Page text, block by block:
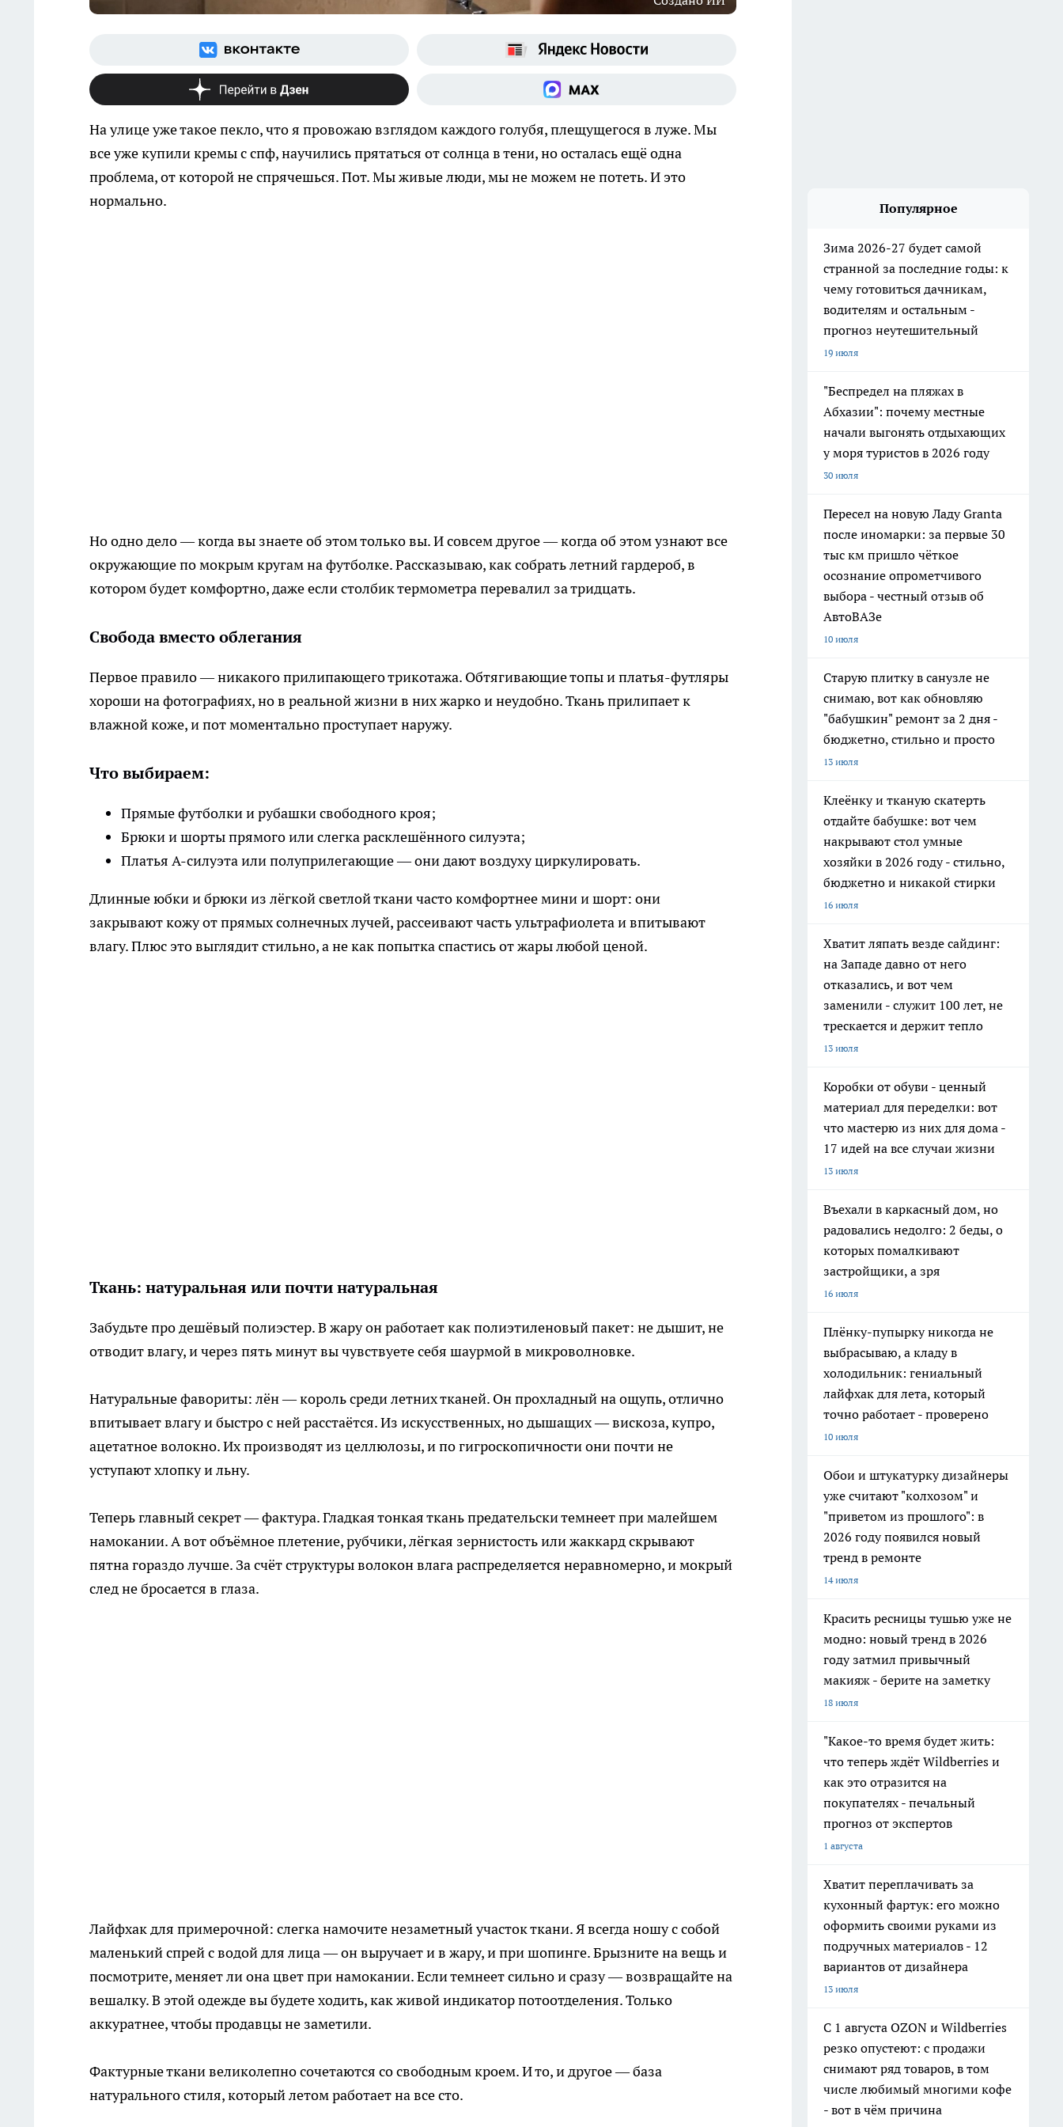
На улице уже такое пекло, что я провожаю взглядом каждого голубя, плещущегося в луже. Мы
все уже купили кремы с спф, научились прятаться от солнца в тени, но осталась ещё одна
проблема, от которой не спрячешься. Пот. Мы живые люди, мы не можем не потеть. И это
нормально.
Но одно дело — когда вы знаете об этом только вы. И совсем другое — когда об этом узнают все
окружающие по мокрым кругам на футболке. Рассказываю, как собрать летний гардероб, в
котором будет комфортно, даже если столбик термометра перевалил за тридцать.
Свобода вместо облегания
Первое правило — никакого прилипающего трикотажа. Обтягивающие топы и платья-футляры
хороши на фотографиях, но в реальной жизни в них жарко и неудобно. Ткань прилипает к
влажной коже, и пот моментально проступает наружу.
Что выбираем:
Прямые футболки и рубашки свободного кроя;
Брюки и шорты прямого или слегка расклешённого силуэта;
Платья А-силуэта или полуприлегающие — они дают воздуху циркулировать.
Длинные юбки и брюки из лёгкой светлой ткани часто комфортнее мини и шорт: они
закрывают кожу от прямых солнечных лучей, рассеивают часть ультрафиолета и впитывают
влагу. Плюс это выглядит стильно, а не как попытка спастись от жары любой ценой.
Ткань: натуральная или почти натуральная
Забудьте про дешёвый полиэстер. В жару он работает как полиэтиленовый пакет: не дышит, не
отводит влагу, и через пять минут вы чувствуете себя шаурмой в микроволновке.
Натуральные фавориты: лён — король среди летних тканей. Он прохладный на ощупь, отлично
впитывает влагу и быстро с ней расстаётся. Из искусственных, но дышащих — вискоза, купро,
ацетатное волокно. Их производят из целлюлозы, и по гигроскопичности они почти не
уступают хлопку и льну.
Теперь главный секрет — фактура. Гладкая тонкая ткань предательски темнеет при малейшем
намокании. А вот объёмное плетение, рубчики, лёгкая зернистость или жаккард скрывают
пятна гораздо лучше. За счёт структуры волокон влага распределяется неравномерно, и мокрый
след не бросается в глаза.
Лайфхак для примерочной: слегка намочите незаметный участок ткани. Я всегда ношу с собой
маленький спрей с водой для лица — он выручает и в жару, и при шопинге. Брызните на вещь и
посмотрите, меняет ли она цвет при намокании. Если темнеет сильно и сразу — возвращайте на
вешалку. В этой одежде вы будете ходить, как живой индикатор потоотделения. Только
аккуратнее, чтобы продавцы не заметили.
Фактурные ткани великолепно сочетаются со свободным кроем. И то, и другое — база
натурального стиля, который летом работает на все сто.
Популярное
Зима 2026-27 будет самой
странной за последние годы: к
чему готовиться дачникам,
водителям и остальным -
прогноз неутешительный
19 июля
"Беспредел на пляжах в
Абхазии": почему местные
начали выгонять отдыхающих
у моря туристов в 2026 году
30 июля
Пересел на новую Ладу Granta
после иномарки: за первые 30
тыс км пришло чёткое
осознание опрометчивого
выбора - честный отзыв об
АвтоВАЗе
10 июля
Старую плитку в санузле не
снимаю, вот как обновляю
"бабушкин" ремонт за 2 дня -
бюджетно, стильно и просто
13 июля
Клеёнку и тканую скатерть
отдайте бабушке: вот чем
накрывают стол умные
хозяйки в 2026 году - стильно,
бюджетно и никакой стирки
16 июля
Хватит ляпать везде сайдинг:
на Западе давно от него
отказались, и вот чем
заменили - служит 100 лет, не
трескается и держит тепло
13 июля
Коробки от обуви - ценный
материал для переделки: вот
что мастерю из них для дома -
17 идей на все случаи жизни
13 июля
Въехали в каркасный дом, но
радовались недолго: 2 беды, о
которых помалкивают
застройщики, а зря
16 июля
Плёнку-пупырку никогда не
выбрасываю, а кладу в
холодильник: гениальный
лайфхак для лета, который
точно работает - проверено
10 июля
Обои и штукатурку дизайнеры
уже считают "колхозом" и
"приветом из прошлого": в
2026 году появился новый
тренд в ремонте
14 июля
Красить ресницы тушью уже не
модно: новый тренд в 2026
году затмил привычный
макияж - берите на заметку
18 июля
"Какое-то время будет жить:
что теперь ждёт Wildberries и
как это отразится на
покупателях - печальный
прогноз от экспертов
1 августа
Хватит переплачивать за
кухонный фартук: его можно
оформить своими руками из
подручных материалов - 12
вариантов от дизайнера
13 июля
С 1 августа OZON и Wildberries
резко опустеют: с продажи
снимают ряд товаров, в том
числе любимый многими кофе
- вот в чём причина